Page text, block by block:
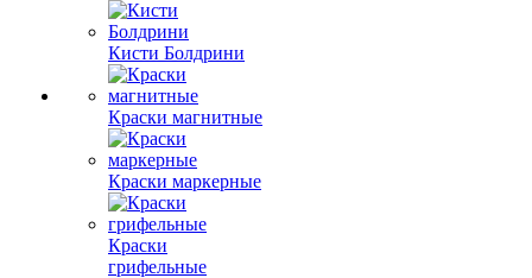
Кисти Болдрини
Краски магнитные
Краски маркерные
Краски
грифельные